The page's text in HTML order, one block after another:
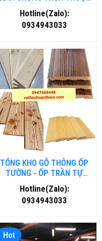
TẠI HÀ NỘI
Hotline(Zalo):
0934943033
TỔNG KHO GỖ THÔNG ỐP
TƯỜNG - ỐP TRẦN TỰ
NHIÊN TẠI HẢI DƯƠNG
Hotline(Zalo):
0934943033
Hot